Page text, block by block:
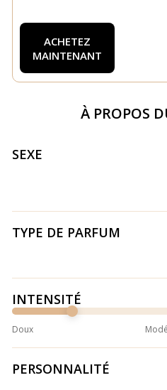
ACHETEZ
MAINTENANT
À PROPOS
SEXE
TYPE DE PARFUM
INTENSITÉ
Doux
PERSONNALITÉ